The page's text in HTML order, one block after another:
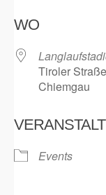
WO
Tiroler
Chiemgau
Events